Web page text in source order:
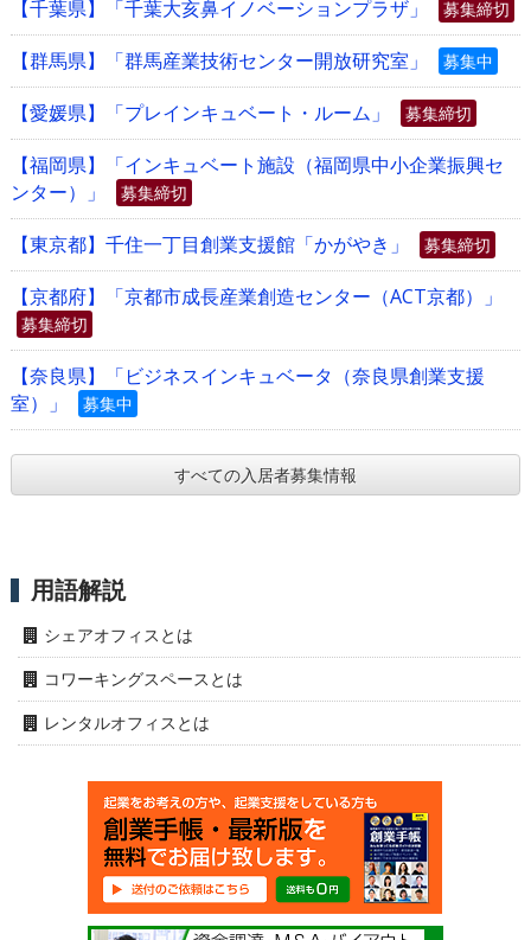
【千葉県】「千葉大亥鼻イノベーションプラザ」 募集締切
【群馬県】「群馬産業技術センター開放研究室」 募集中
【愛媛県】「プレインキュベート・ルーム」 募集締切
【福岡県】「インキュベート施設（福岡県中小企業振興セ
ンター）」
募集締切
【東京都】千住一丁目創業支援館「かがやき」 募集締切
【京都府】「京都市成長産業創造センター（ACT京都）」
募集締切
【奈良県】「ビジネスインキュベータ（奈良県創業支援
室）」
募集中
すべての入居者募集情報
用語解説
シェアオフィスとは
コワーキングスペースとは
レンタルオフィスとは